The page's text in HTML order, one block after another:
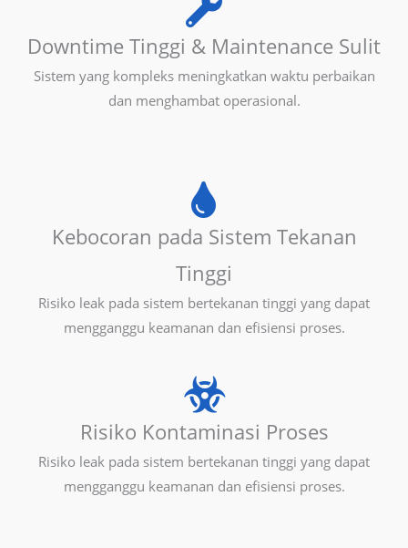
Downtime Tinggi & Maintenance Sulit
Sistem yang kompleks meningkatkan waktu perbaikan
dan menghambat operasional.
Kebocoran pada Sistem Tekanan
Tinggi
Risiko leak pada sistem bertekanan tinggi yang dapat
mengganggu keamanan dan efisiensi proses.
Risiko Kontaminasi Proses
Risiko leak pada sistem bertekanan tinggi yang dapat
mengganggu keamanan dan efisiensi proses.